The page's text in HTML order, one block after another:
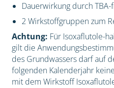
Dauerwirkung durch
2 Wirkstoffgruppen zum
Achtung: Für Isoxaflutole-
gilt die
des Grundwassers darf auf
folgenden Kalenderjahr
mit dem Wirkstoff